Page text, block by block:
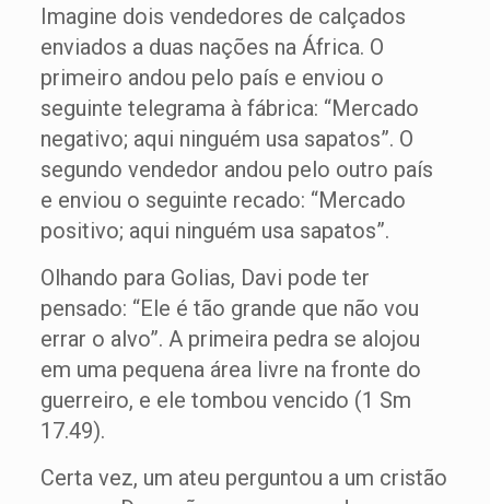
Imagine dois vendedores de calçados
enviados a duas nações na África. O
primeiro andou pelo país e enviou o
seguinte telegrama à fábrica: “Mercado
negativo; aqui ninguém usa sapatos”. O
segundo vendedor andou pelo outro país
e enviou o seguinte recado: “Mercado
positivo; aqui ninguém usa sapatos”.
Olhando para Golias, Davi pode ter
pensado: “Ele é tão grande que não vou
errar o alvo”. A primeira pedra se alojou
em uma pequena área livre na fronte do
guerreiro, e ele tombou vencido (1 Sm
17.49).
Certa vez, um ateu perguntou a um cristão